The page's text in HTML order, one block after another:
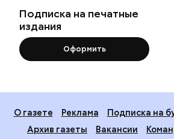
Подписка на печатные
издания
Оформить
О газете Реклама
Подписка на
Архив газеты
Вакансии